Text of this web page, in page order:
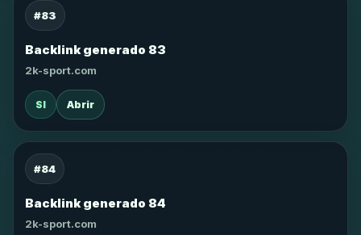
#83
Backlink generado 83
2k-sport.com
SI Abrir
#84
Backlink generado 84
2k-sport.com